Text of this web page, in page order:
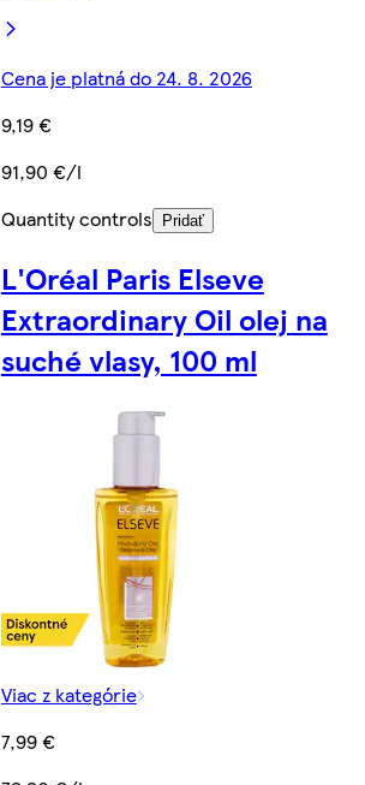
Cena je platná do 24. 8. 2026
9,19 €
91,90 €/l
Quantity controls
Pridať
L'Oréal Paris Elseve
Extraordinary Oil olej na
suché vlasy, 100 ml
Viac z kategórie
7,99 €